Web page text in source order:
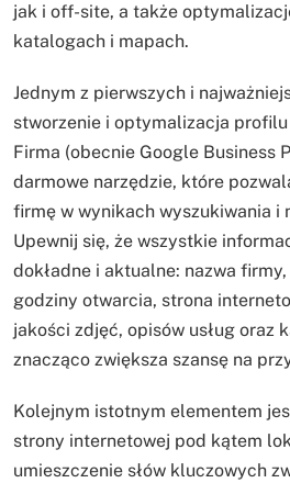
jak i off-site, a także
katalogach i mapach.
Jednym z pierwszych i
stworzenie i optymalizacja
Firma (obecnie Google Business
darmowe narzędzie, które
firmę w wynikach wyszukiwania i
Upewnij się, że wszystkie
dokładne i aktualne: nazwa
godziny otwarcia, strona
jakości zdjęć, opisów usług oraz
znacząco zwiększa szansę na
Kolejnym istotnym elementem
strony internetowej pod kątem
umieszczenie słów kluczowych